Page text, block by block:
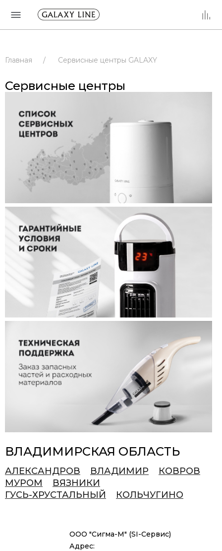
Главная / Сервисные центры GALAXY
Сервисные центры / РОССИЯ
Сервисные центры
ВЛАДИМИРСКАЯ ОБЛАСТЬ
АЛЕКСАНДРОВ ВЛАДИМИР
КОВРОВ
МУРОМ
ВЯЗНИКИ
ГУСЬ-ХРУСТАЛЬНЫЙ
КОЛЬЧУГИНО
ООО "Сигма-М" (SI-Сервис)
Адрес: